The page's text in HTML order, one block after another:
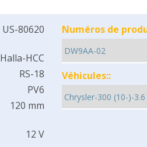
US-80620
Halla-HCC
RS-18
PV6
120 mm
12 V
Numéros de
Véhicules::